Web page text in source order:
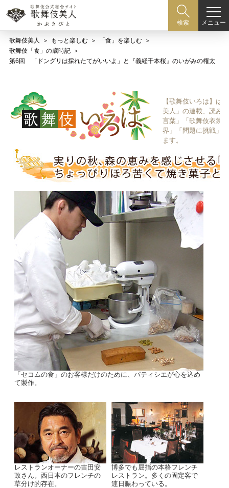
検索 メニュー
歌舞伎美人 もっと楽しむ
「食」を楽しむ
歌舞伎「食」の歳時記
第6回 「ドングリは採れたてがいいよ」と『義経千本桜』のいがみの権太
【歌舞伎いろは】は
美人」の連載、読み
言葉」「歌舞伎衣裳
界」「問題に挑戦」
ます。
「セコムの食」のお客様だけのために、パティシエが心を込め
て製作。
レストランオーナーの吉田安
政さん。西日本のフレンチの
草分け的存在。
博多でも屈指の本格フレンチ
レストラン。多くの固定客で
連日賑わっている。